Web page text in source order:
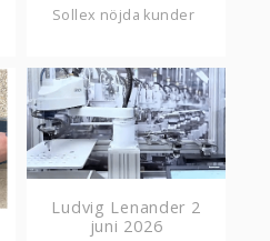
Sollex nöjda kunder
Ludvig Lenander 2
juni 2026